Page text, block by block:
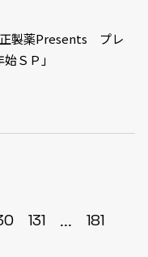
正製薬Presents プレ
ＳＰ」
131 ... 181